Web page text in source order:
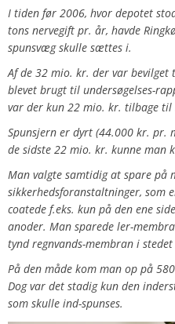
I tiden før 2006, hvor depotet
tons nervegift pr. år, havde
spunsvæg skulle sættes i.
Af de 32 mio. kr. der var
blevet brugt til undersøgelses-
var der kun 22 mio. kr. tilbage til
Spunsjern er dyrt (44.000 kr. pr.
de sidste 22 mio. kr. kunne man
Man valgte samtidig at spare på
sikkerhedsforanstaltninger, som
coatede f.eks. kun på den ene
anoder. Man sparede ler-
tynd regnvands-membran i stedet
På den måde kom man op på
Dog var det stadig kun den
som skulle ind-spunses.